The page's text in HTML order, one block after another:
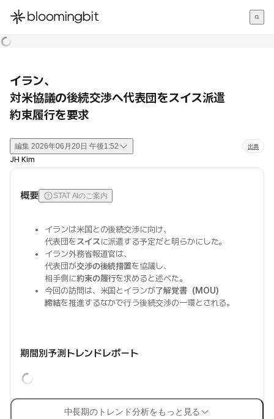
한국어
イラン、
対米協議の後続交渉へ代表団をスイス派遣
約束履行を要求
編集 2026年06月20日 午後1:52 出典
JH Kim
概要 STAT AIのご案内
イランは米国との後続交渉に向け、
代表団をスイスに派遣する予定だと明らかにした。
イラン外務省報道官は、
代表団が交渉の後続措置を協議し、
相手側に約束の履行を求めると述べた。
今回の訪問は、米国とイランが了解覚書（MOU）
締結を推進するなかで行う後続交渉の一環とされる。
期間別予測トレンドレポート
中長期のトレンド分析をもっと見る